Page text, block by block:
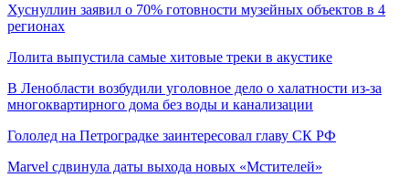
Хуснуллин заявил о 70% готовности музейных объектов в 4
регионах
Лолита выпустила самые хитовые треки в акустике
В Ленобласти возбудили уголовное дело о халатности из-за
многоквартирного дома без воды и канализации
Гололед на Петроградке заинтересовал главу СК РФ
Marvel сдвинула даты выхода новых «Мстителей»